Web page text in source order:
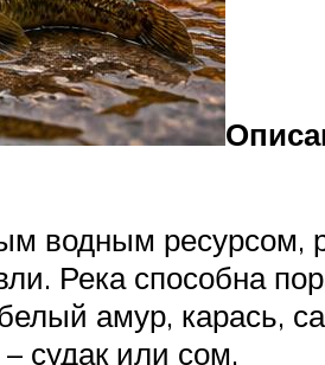
водным ресурсом,
Река способна
амур, карась,
судак или сом.